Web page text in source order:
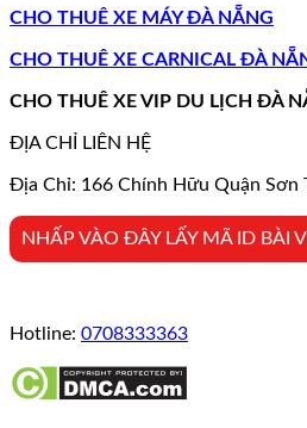
CHO THUÊ XE MÁY ĐÀ NẴNG
CHO THUÊ XE CARNICAL ĐÀ
CHO THUÊ XE VIP DU LỊCH ĐÀ
ĐỊA CHỈ LIÊN HỆ
Địa Chỉ: 166 Chính Hữu Quận Sơn
NHẤP VÀO ĐÂY LẤY MÃ ID BÀI
Hotline: 0708333363